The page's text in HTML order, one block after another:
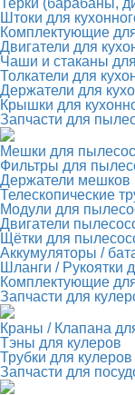
Терки (барабаны,
Штоки для
Комплектующие
Двигатели для
Чаши и стаканы
Толкатели для
Держатели для
Крышки для
Запчасти для
Мешки для
Фильтры для
Держатели мешков
Телескопические
Модули для
Двигатели
Щётки для
Аккумуляторы /
Шланги / Рукоятки
Комплектующие
Запчасти для
Краны / Клапана
Тэны для кулеров
Трубки для кулеров
Запчасти для